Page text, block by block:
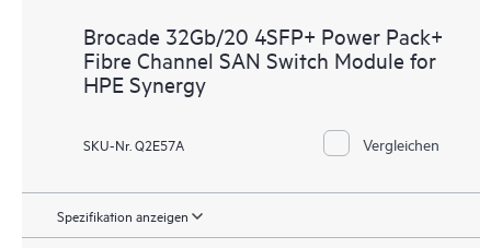
Brocade 32Gb/20 4SFP+ Power Pack+
Fibre Channel SAN Switch Module for
HPE Synergy
SKU-Nr. Q2E57A Vergleichen
Spezifikation anzeigen